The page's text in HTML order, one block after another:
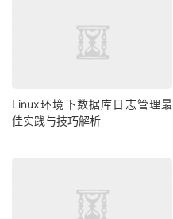
Linux环境下数据库日志管理最
佳实践与技巧解析